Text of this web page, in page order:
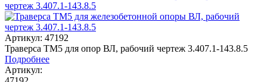
Артикул: 47192
Траверса ТМ5 для опор ВЛ, рабочий чертеж 3.407.1-143.8.5
Подробнее
Артикул: